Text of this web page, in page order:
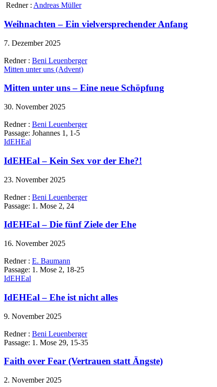
Redner : Andreas Müller
Weihnachten – Ein vielversprechender Anfang
7. Dezember 2025
Redner : Beni Leuenberger
Mitten unter uns (Advent)
Mitten unter uns – Eine neue Schöpfung
30. November 2025
Redner : Beni Leuenberger
Passage: Johannes 1, 1-5
IdEHEal
IdEHEal – Kein Sex vor der Ehe?!
23. November 2025
Redner : Beni Leuenberger
Passage: 1. Mose 2, 24
IdEHEal – Die fünf Ziele der Ehe
16. November 2025
Redner : E. Baumann
Passage: 1. Mose 2, 18-25
IdEHEal
IdEHEal – Ehe ist nicht alles
9. November 2025
Redner : Beni Leuenberger
Passage: 1. Mose 29, 15-35
Faith over Fear (Vertrauen statt Ängste)
2. November 2025